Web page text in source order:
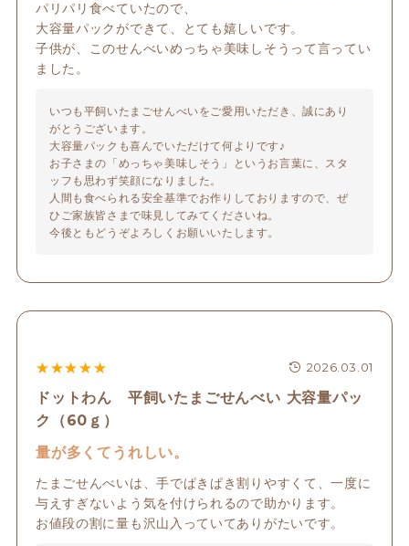
パリパリ食べていたので、
大容量パックができて、とても嬉しいです。
子供が、このせんべいめっちゃ美味しそうって言ってい
ました。
いつも平飼いたまごせんべいをご愛用いただき、誠にあり
がとうございます。
大容量パックも喜んでいただけて何よりです♪
お子さまの「めっちゃ美味しそう」というお言葉に、スタ
ッフも思わず笑顔になりました。
人間も食べられる安全基準でお作りしておりますので、ぜ
ひご家族皆さまで味見してみてくださいね。
今後ともどうぞよろしくお願いいたします。
2026.03.01
ドットわん 平飼いたまごせんべい 大容量パッ
ク（60ｇ）
★★★★★
量が多くてうれしい。
たまごせんべいは、手でぱきぱき割りやすくて、一度に
与えすぎないよう気を付けられるので助かります。
お値段の割に量も沢山入っていてありがたいです。